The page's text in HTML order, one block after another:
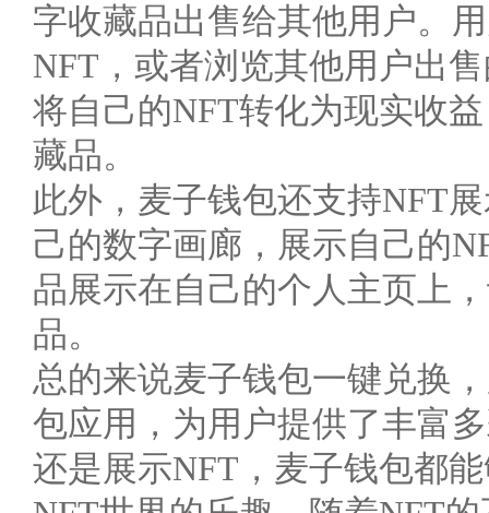
字收藏品出售给其他用户。
NFT，或者浏览其他用户出
将自己的NFT转化为现实收
藏品。
此外，麦子钱包还支持NFT
己的数字画廊，展示自己的
品展示在自己的个人主页上
品。
总的来说麦子钱包一键兑换
包应用，为用户提供了丰富
还是展示NFT，麦子钱包都